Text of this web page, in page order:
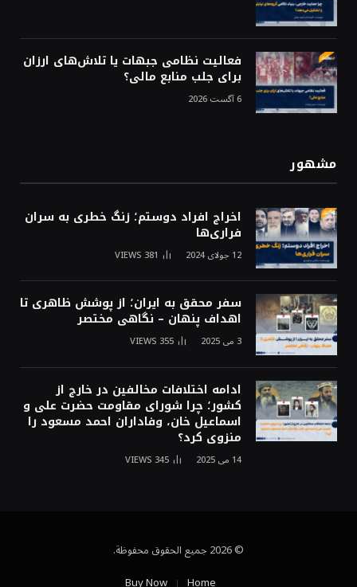
فعالیت نظامی جبهات یا تلاش‌های ارزان
برای جلب منابع مالی؟
6 آگست 2026
مشهور
اخراج افراد دوستم؛ زنگ خطری به سران
فراری‌ها
12 جولای 2024 381
VIEWS
سفر محقق به ایران؛ از پوشش ظاهری تا
اهداف پنهان – نگاهی مختصر
3 می 2025 355
VIEWS
ادامه اختلافات مخالفین در خارج از
کشور؛ چرا شورای مقاومت حضرت علی و
اسماعیل خان، وفاداران احمد مسعود را
منزوی کرد؟
14 می 2025 345
VIEWS
© 2026 جميع الحقوق محفوظة.